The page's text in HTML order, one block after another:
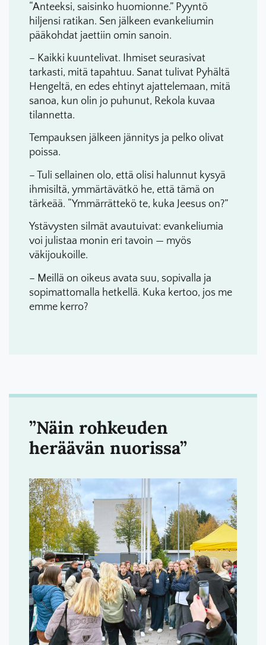
“Anteeksi, saisinko huomionne.” Pyyntö
hiljensi ratikan. Sen jälkeen evankeliumin
pääkohdat jaettiin omin sanoin.
– Kaikki kuuntelivat. Ihmiset seurasivat
tarkasti, mitä tapahtuu. Sanat tulivat Pyhältä
Hengeltä, en edes ehtinyt ajattelemaan, mitä
sanoa, kun olin jo puhunut, Rekola kuvaa
tilannetta.
Tempauksen jälkeen jännitys ja pelko olivat
poissa.
– Tuli sellainen olo, että olisi halunnut kysyä
ihmisiltä, ymmärtävätkö he, että tämä on
tärkeää. “Ymmärrättekö te, kuka Jeesus on?”
Ystävysten silmät avautuivat: evankeliumia
voi julistaa monin eri tavoin — myös
väkijoukoille.
– Meillä on oikeus avata suu, sopivalla ja
sopimattomalla hetkellä. Kuka kertoo, jos me
emme kerro?
”Näin rohkeuden
heräävän nuorissa”